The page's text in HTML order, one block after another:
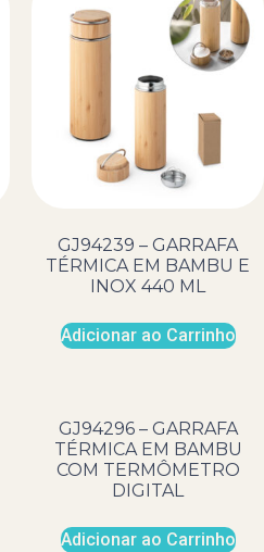
GJ94239 – GARRAFA
TÉRMICA EM BAMBU E
INOX 440 ML
Adicionar ao Carrinho
GJ94296 – GARRAFA
TÉRMICA EM BAMBU
COM TERMÔMETRO
DIGITAL
Adicionar ao Carrinho